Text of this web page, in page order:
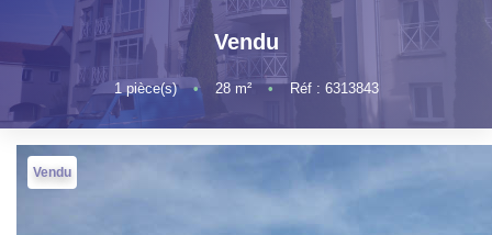
ESTIMER
VOTRE AGENCE
Pour Se Rencontrer
Vendu
1 pièce(s) • 28m² • Réf : 6313843
Vendu